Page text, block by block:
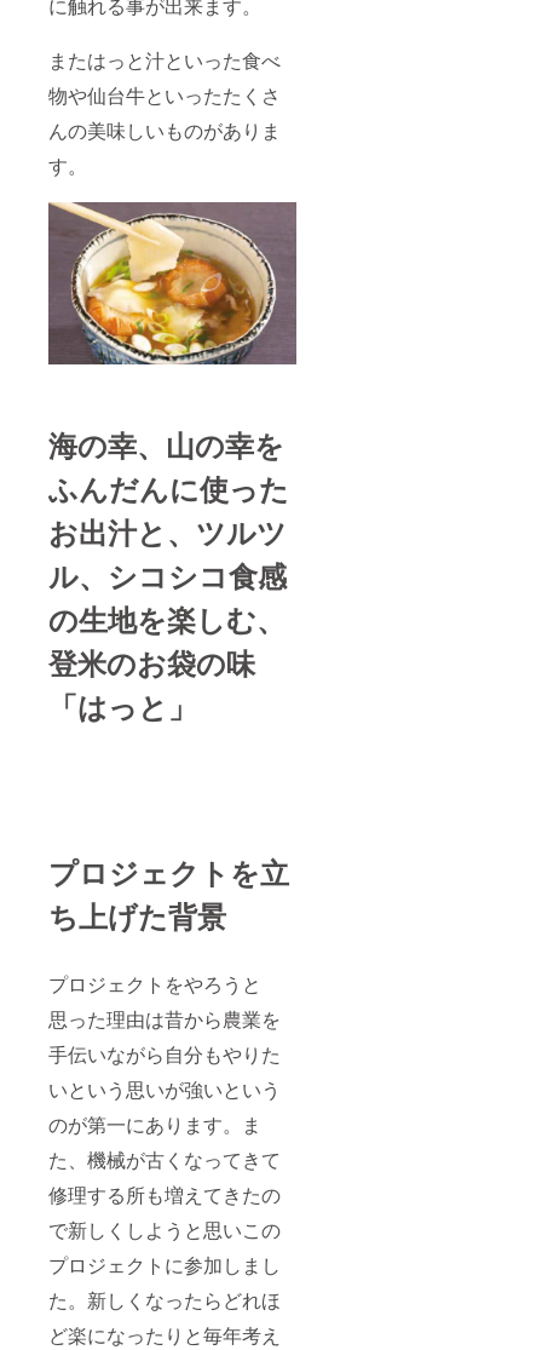
に触れる事が出来ます。
またはっと汁といった食べ
物や仙台牛といったたくさ
んの美味しいものがありま
す。
海の幸、山の幸を
ふんだんに使った
お出汁と、ツルツ
ル、シコシコ食感
の生地を楽しむ、
登米のお袋の味
「はっと」
プロジェクトを立
ち上げた背景
プロジェクトをやろうと
思った理由は昔から農業を
手伝いながら自分もやりた
いという思いが強いという
のが第一にあります。ま
た、機械が古くなってきて
修理する所も増えてきたの
で新しくしようと思いこの
プロジェクトに参加しまし
た。新しくなったらどれほ
ど楽になったりと毎年考え